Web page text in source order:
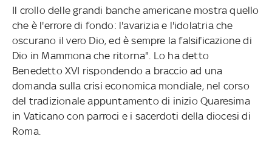
Il crollo delle grandi banche americane mostra quello
che è l'errore di fondo: l'avarizia e l'idolatria che
oscurano il vero Dio, ed è sempre la falsificazione di
Dio in Mammona che ritorna". Lo ha detto
Benedetto XVI rispondendo a braccio ad una
domanda sulla crisi economica mondiale, nel corso
del tradizionale appuntamento di inizio Quaresima
in Vaticano con parroci e i sacerdoti della diocesi di
Roma.